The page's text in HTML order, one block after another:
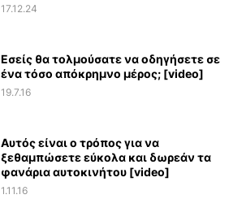
17.12.24
Εσείς θα τολμούσατε να οδηγήσετε σε
ένα τόσο απόκρημνο μέρος; [video]
19.7.16
Αυτός είναι ο τρόπος για να
ξεθαμπώσετε εύκολα και δωρεάν τα
φανάρια αυτοκινήτου [video]
1.11.16